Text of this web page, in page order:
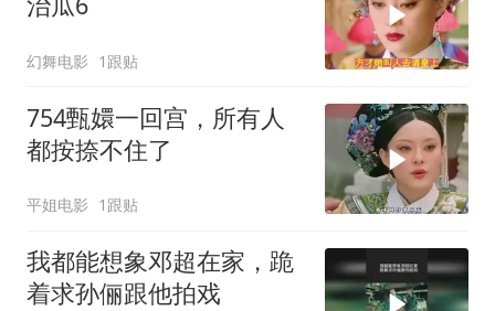
幻舞电影 1跟贴
754甄嬛一回宫，所有人
都按捺不住了
平姐电影 1跟贴
我都能想象邓超在家，跪
着求孙俪跟他拍戏